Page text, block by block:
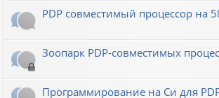
PDP совместимый процессор на
Зоопарк PDP-совместимых
Программирование на Си для